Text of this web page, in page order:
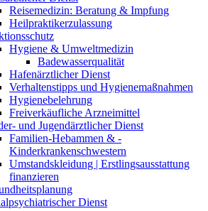
Reisemedizin: Beratung & Impfung
Heilpraktikerzulassung
Hygiene & Umweltmedizin
Badewasserqualität
Hafenärztlicher Dienst
Verhaltenstipps und Hygienemaßnahmen
Hygienebelehrung
Freiverkäufliche Arzneimittel
und Jugendärztlicher Dienst
Familien-Hebammen & -
Kinderkrankenschwestern
Umstandskleidung | Erstlingsausstattung
finanzieren
Dienst